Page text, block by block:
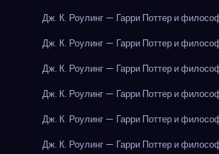
Дж. К. Роулинг — Гарри Поттер и
Дж. К. Роулинг — Гарри Поттер и
Дж. К. Роулинг — Гарри Поттер и
Дж. К. Роулинг — Гарри Поттер и
Дж. К. Роулинг — Гарри Поттер и
Дж. К. Роулинг — Гарри Поттер и